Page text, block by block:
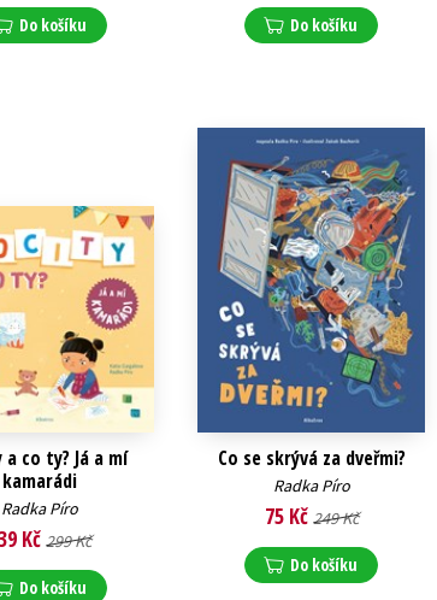
Do košíku Do košíku
a co ty? Já a mí
kamarádi
Radka Píro
Kč299 Kč
Do košíku
Co se skrývá za dveřmi?
Radka Píro
75 Kč 249 Kč
Do košíku